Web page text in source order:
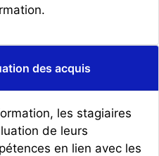
des acquis
les stagiaires
de leurs
en lien avec les